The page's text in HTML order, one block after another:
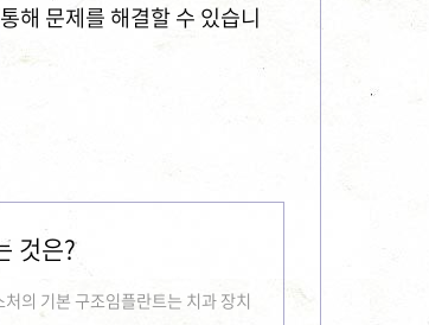
해 문제를 해결할 수 있습니
것은?
의 기본 구조임플란트는 치과 장치